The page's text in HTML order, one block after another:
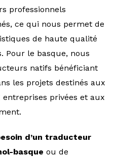
professionnels
ce qui nous permet de
de haute qualité
Pour le basque, nous
natifs bénéficiant
les projets destinés aux
privées et aux
d’un traducteur
basque ou de